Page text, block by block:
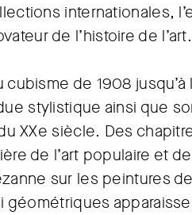
internationales,
de l’histoire de l’art.
de 1908
stylistique ainsi que
XXe siècle. Des
de l’art populaire et
sur les peintures
géométriques